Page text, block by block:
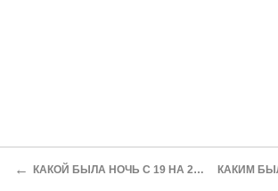
← КАКОЙ БЫЛА НОЧЬ С 19 НА 20 АВГУСТА!..